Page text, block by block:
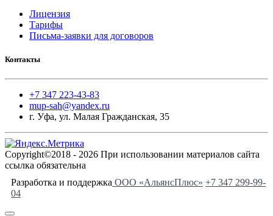
Лицензия
Тарифы
Письма-заявки для договоров
Контакты
+7 347 223-43-83
mup-sah@yandex.ru
г. Уфа, ул. Малая Гражданская, 35
Copyright©2018 - 2026 При использовании материалов сайта
ссылка обязательна
Разработка и поддержка ООО «АльянсПлюс» +7 347 299-99-
04